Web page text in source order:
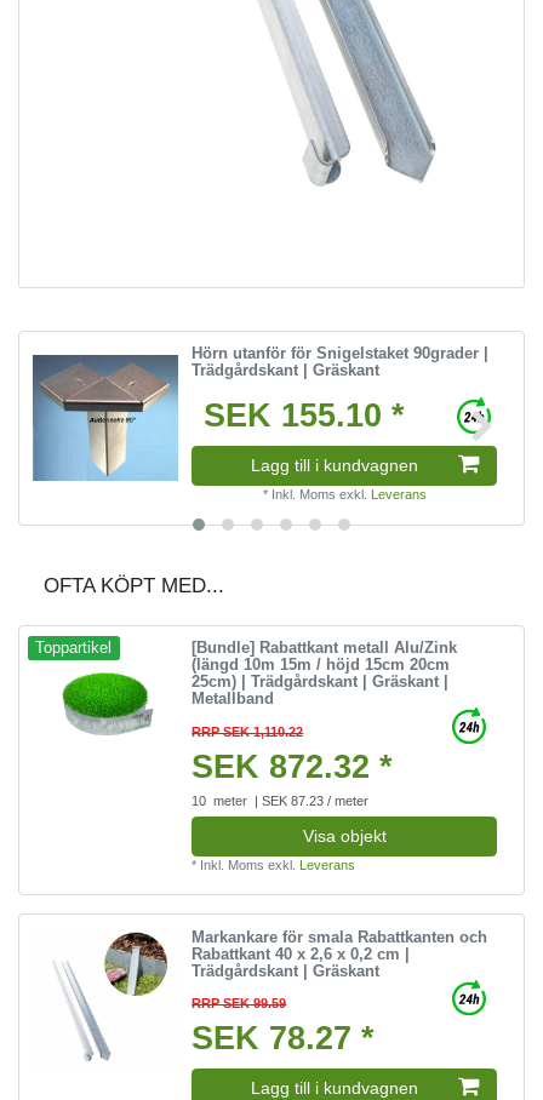
Hörn utanför för Snigelstaket 90grader |
Trädgårdskant | Gräskant
SEK 155.10 *
Lagg till i kundvagnen
* Inkl. Moms exkl. Leverans
OFTA KÖPT MED...
Toppartikel
[Bundle] Rabattkant metall Alu/Zink
(längd 10m 15m / höjd 15cm 20cm
25cm) | Trädgårdskant | Gräskant |
Metallband
RRP SEK 1,110.22
SEK 872.32 *
10 meter | SEK 87.23 / meter
Visa objekt
* Inkl. Moms exkl. Leverans
Markankare för smala Rabattkanten och
Rabattkant 40 x 2,6 x 0,2 cm |
Trädgårdskant | Gräskant
RRP SEK 99.59
SEK 78.27 *
Lagg till i kundvagnen